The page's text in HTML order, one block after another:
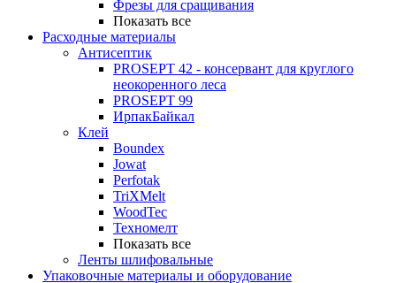
Фрезы для сращивания
Показать все
Расходные материалы
Антисептик
PROSEPT 42 - консервант для круглого
неокоренного леса
PROSEPT 99
ИрпакБайкал
Клей
Boundex
Jowat
Perfotak
TriXMelt
WoodTec
Техномелт
Показать все
Ленты шлифовальные
Упаковочные материалы и оборудование